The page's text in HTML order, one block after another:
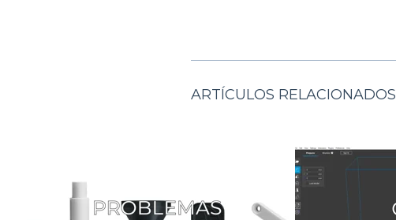
ARTÍCULOS RELACIONADOS